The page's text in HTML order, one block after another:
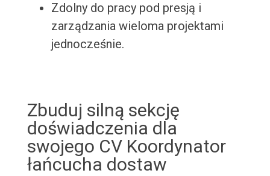
Zdolny do pracy pod presją i
zarządzania wieloma projektami
jednocześnie.
Zbuduj silną sekcję
doświadczenia dla
swojego CV Koordynator
łańcucha dostaw